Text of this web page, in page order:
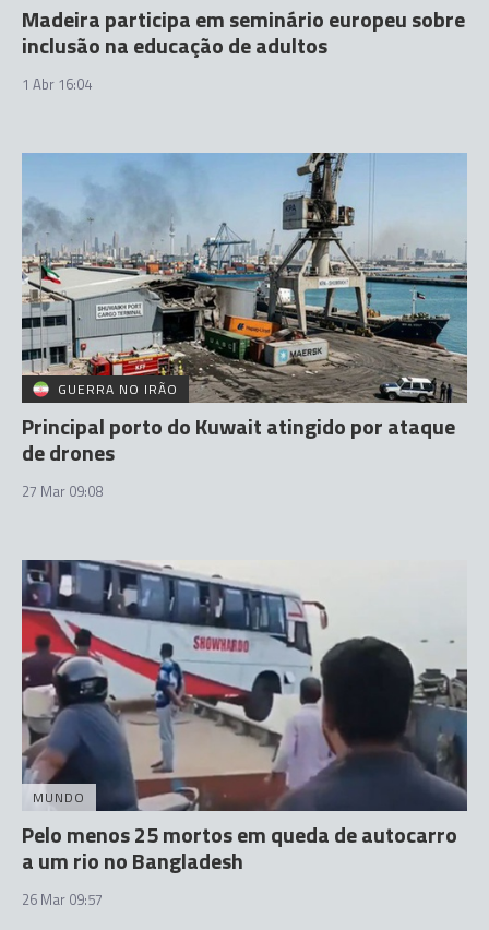
Madeira participa em seminário europeu sobre
inclusão na educação de adultos
1 Abr 16:04
GUERRA NO IRÃO
Principal porto do Kuwait atingido por ataque
de drones
27 Mar 09:08
MUNDO
Pelo menos 25 mortos em queda de autocarro
a um rio no Bangladesh
26 Mar 09:57